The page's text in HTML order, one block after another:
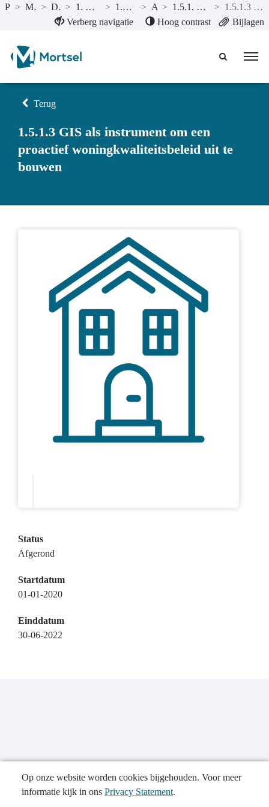
Naar hoofdinhoud
Publicaties
> Meerjarenplan 2022-1> De strategische nota> 1. Mortsel is een mooie, leefbare en duurzame stad > 1.5. Het woningpatrimonium is kwalitatief > Actieplannen
> 1.5.1. We versterken de gegevensverzameling rond het woningpatrimonium >
1.5.1.3 GIS als instrument om een proactief woningkwaliteitsbeleid uit te bouwen
Verberg navigatie
Hoog contrast Bijlagen
Terug
1.5.1.3 GIS als instrument om een
proactief woningkwaliteitsbeleid uit te
bouwen
Status
Afgerond
Startdatum
01-01-2020
Einddatum
30-06-2022
Op onze website worden cookies bijgehouden. Voor meer
informatie kijk in ons Privacy Statement.